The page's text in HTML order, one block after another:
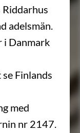
adelsmän.
i Danmark
Finlands
med
nr 2147.